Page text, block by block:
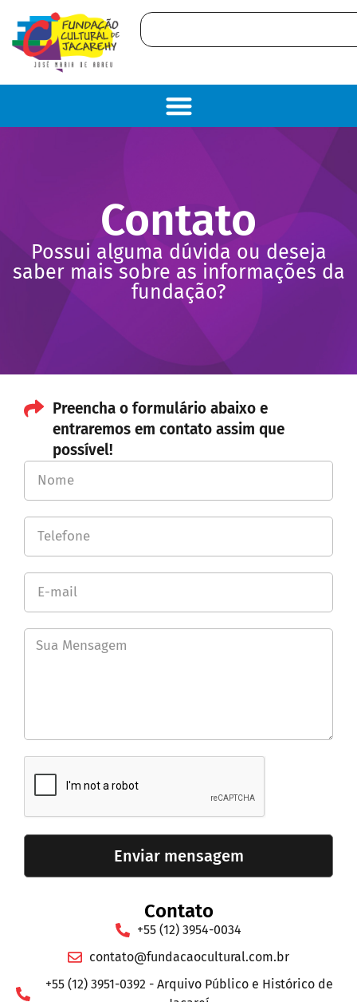
Contato
Possui alguma dúvida ou deseja
saber mais sobre as informações da
fundação?
Preencha o formulário abaixo e
entraremos em contato assim que
possível!
Enviar mensagem
Contato
+55 (12) 3954-0034
contato@fundacaocultural.com.br
+55 (12) 3951-0392 - Arquivo Público e Histórico de